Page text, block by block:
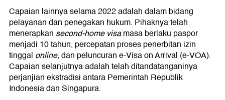
Capaian lainnya selama 2022 adalah dalam bidang
pelayanan dan penegakan hukum. Pihaknya telah
menerapkan second-home visamasa berlaku paspor
menjadi 10 tahun, percepatan proses penerbitan izin
tinggal online,dan peluncuran e-Visa on Arrival (e-VOA).
Capaian selanjutnya adalah telah ditandatanganinya
perjanjian ekstradisi antara Pemerintah Republik
Indonesia dan Singapura.